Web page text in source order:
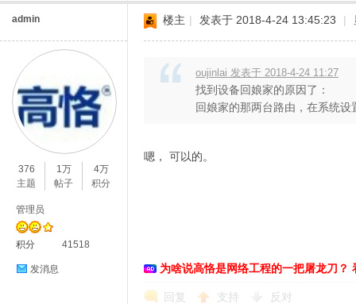
admin
376
主题
1万
帖子
4万
积分
管理员
积分 41518
发消息
楼主 | 发表于 2018-4-24 13:45:23 |
oujinlai 发表于 2018-4-24 11:27
找到设备回娘家的原因了：
回娘家的那两台路由，在系统
嗯， 可以的。
为啥说高恪是网络工程的一把屠龙刀？
回复 支持 反对